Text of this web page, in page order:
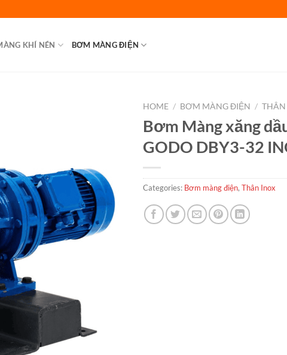
KHÍ NÉN BƠM MÀNG ĐIỆN
HOME / BƠM MÀNG ĐIỆN /
Bơm Màng xăng
GODO DBY3-32
Categories: Bơm màng điện, Thân Inox